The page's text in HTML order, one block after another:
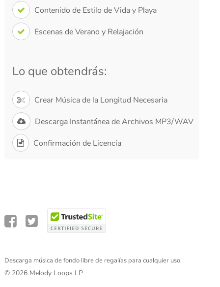
Contenido de Estilo de Vida y Playa
Escenas de Verano y Relajación
Lo que obtendrás:
Crear Música de la Longitud Necesaria
Descarga Instantánea de Archivos MP3/WAV
Confirmación de Licencia
Descarga música de fondo libre de regalías para cualquier uso.
© 2026 Melody Loops LP